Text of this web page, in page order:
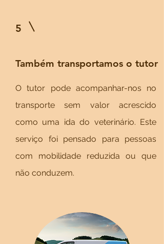
5
Também transportamos o tutor
O tutor pode acompanhar-nos no
transporte sem valor acrescido
como uma ida do veterinário. Este
serviço foi pensado para pessoas
com mobilidade reduzida ou que
não conduzem.